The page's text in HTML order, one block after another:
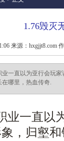
1.76毁灭
来源：hxgjjt8.com
业一直以为亚行会玩
在哪里，热血传奇.
业一直以
，归壑